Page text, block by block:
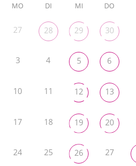
MO DI MI DO
27 28 29 30
3 4 5 6
10 11 12 13
17 18 19 20
24 25 26 27